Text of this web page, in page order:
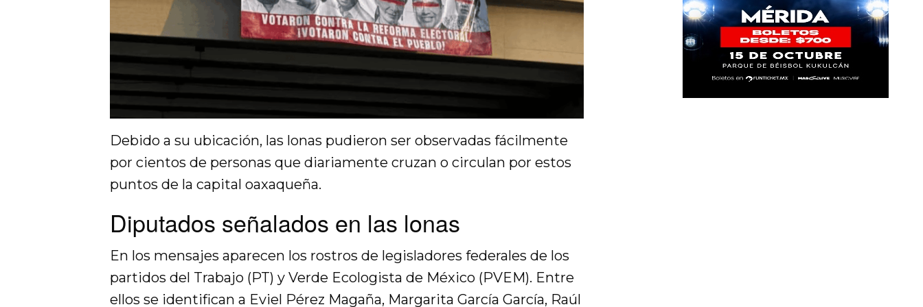
Debido a su ubicación, las lonas pudieron ser observadas fácilmente
por cientos de personas que diariamente cruzan o circulan por estos
puntos de la capital oaxaqueña.
Diputados señalados en las lonas
En los mensajes aparecen los rostros de legisladores federales de los
partidos del Trabajo (PT) y Verde Ecologista de México (PVEM). Entre
ellos se identifican a Eviel Pérez Magaña, Margarita García García, Raúl